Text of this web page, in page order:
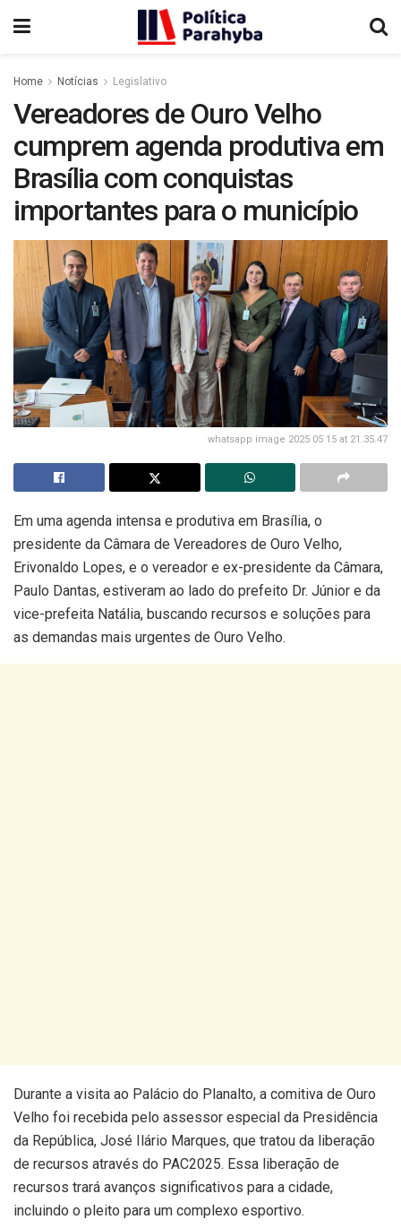
Home Notícias Legislativo
Vereadores de Ouro Velho
cumprem agenda produtiva em
Brasília com conquistas
importantes para o município
whatsapp image 2025 05 15 at 21.35.47
Em uma agenda intensa e produtiva em Brasília, o
presidente da Câmara de Vereadores de Ouro Velho,
Erivonaldo Lopes, e o vereador e ex-presidente da Câmara,
Paulo Dantas, estiveram ao lado do prefeito Dr. Júnior e da
vice-prefeita Natália, buscando recursos e soluções para
as demandas mais urgentes de Ouro Velho.
Durante a visita ao Palácio do Planalto, a comitiva de Ouro
Velho foi recebida pelo assessor especial da Presidência
da República, José Ilário Marques, que tratou da liberação
de recursos através do PAC2025. Essa liberação de
recursos trará avanços significativos para a cidade,
incluindo o pleito para um complexo esportivo.